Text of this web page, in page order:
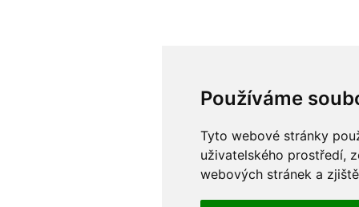
Používáme
Tyto webové stránky
uživatelského prostředí,
webových stránek a